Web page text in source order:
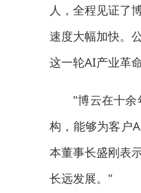
人，全程见证了
速度大幅加快。
这一轮AI产业革
"博云在十
构，能够为客户
本董事长盛刚表
长远发展。"